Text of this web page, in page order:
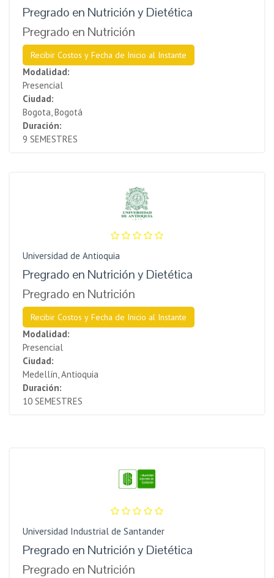
Pregrado en Nutrición y Dietética
Pregrado en Nutrición
Recibir Costos y Fecha de Inicio al Instante
Modalidad:
Presencial
Ciudad:
Bogota, Bogotá
Duración:
9 SEMESTRES
Universidad de Antioquia
Pregrado en Nutrición y Dietética
Pregrado en Nutrición
Recibir Costos y Fecha de Inicio al Instante
Modalidad:
Presencial
Ciudad:
Medellín, Antioquia
Duración:
10 SEMESTRES
Universidad Industrial de Santander
Pregrado en Nutrición y Dietética
Pregrado en Nutrición